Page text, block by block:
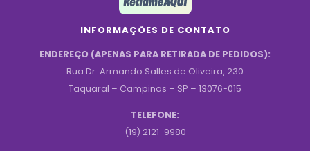
INFORMAÇÕES DE CONTATO
ENDEREÇO (APENAS PARA RETIRADA DE PEDIDOS):
Rua Dr. Armando Salles de Oliveira, 230
Taquaral – Campinas – SP – 13076-015
TELEFONE:
(19) 2121-9980